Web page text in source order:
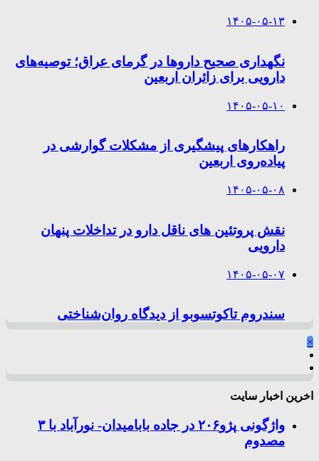
۱۴۰۵-۰۵-۱۳
نگهداری صحیح داروها در گرمای عراق؛ توصیه‌های
دارویی برای زائران اربعین
۱۴۰۵-۰۵-۱۰
راهکارهای پیشگیری از مشکلات گوارشی در
پیاده‌روی اربعین
۱۴۰۵-۰۵-۰۸
نقش پروتئین های ناقل دارو در تداخلات پنهان
دارویی
۱۴۰۵-۰۵-۰۷
سندروم تاکوتسوبو از دیدگاه روان‌شناختی
×
اخرین اخبار سایت
واژگونی پژو۲۰۶ در جاده بابامیدان- نورآباد با ۳
مصدوم